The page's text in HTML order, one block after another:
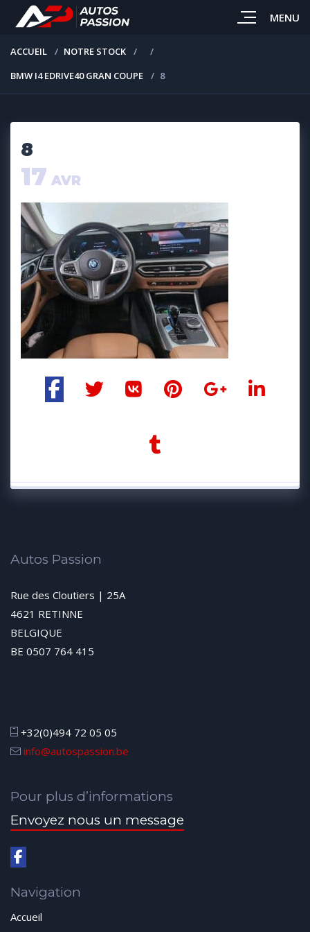
MENU
ACCUEIL
NOTRE STOCK
BMW I4 EDRIVE40 GRAN COUPE
8
8
17 AVR
Autos Passion
Rue des Cloutiers | 25A
4621 RETINNE
BELGIQUE
BE 0507 764 415
+32(0)494 72 05 05
info@autospassion.be
Pour plus d’informations
Envoyez nous un message
Navigation
Accueil